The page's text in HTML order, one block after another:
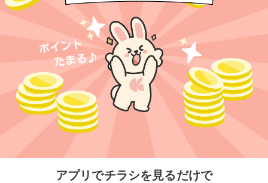
アプリでチラシを見るだけで